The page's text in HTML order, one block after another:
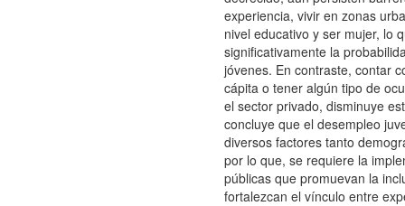
experiencia, vivir en zonas
nivel educativo y ser mujer, lo
significativamente la
jóvenes. En contraste, contar
cápita o tener algún tipo de
el sector privado, disminuye
concluye que el desempleo
diversos factores tanto
por lo que, se requiere la
públicas que promuevan la
fortalezcan el vínculo entre